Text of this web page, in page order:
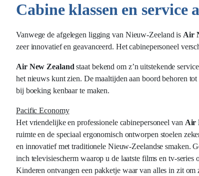
Cabine klassen en service
Vanwege de afgelegen ligging van Nieuw-Zeeland is Air
zeer innovatief en geavanceerd. Het cabinepersoneel
Air New Zealand staat bekend om z’n uitstekende
het nieuws kunt zien. De maaltijden aan boord behoren
bij boeking kenbaar te maken.
Pacific Economy
Het vriendelijke en professionele cabinepersoneel van Air
ruimte en de speciaal ergonomisch ontworpen stoelen
en innovatief met traditionele Nieuw-Zeelandse smaken.
inch televisiescherm waarop u de laatste films en tv-
Kinderen ontvangen een pakketje waar van alles in zit om